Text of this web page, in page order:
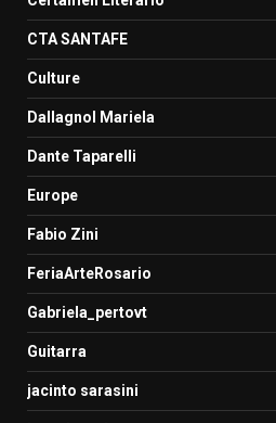
CTA SANTAFE
Culture
Dallagnol Mariela
Dante Taparelli
Europe
Fabio Zini
FeriaArteRosario
Gabriela_pertovt
Guitarra
jacinto sarasini